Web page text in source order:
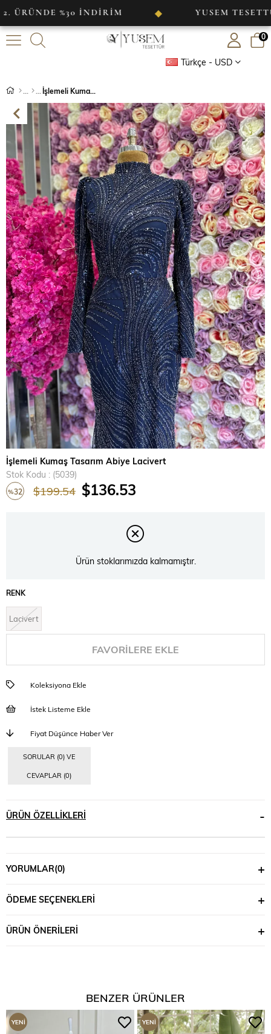
%30 İNDİRİM ◆ YUSEM TESETTÜR
Türkçe - USD
0
İşlemeli Kumaş Tasarım Abiye Lacivert
›
İşlemeli Kumaş Tasarım Abiye Lacivert
Stok Kodu
(5039)
%32 $199.54 $136.53
Ürün stoklarımızda kalmamıştır.
RENK
Lacivert
FAVORILERE EKLE
Koleksiyona Ekle
İstek Listeme Ekle
Fiyat Düşünce Haber Ver
SORULAR (0) VE
CEVAPLAR (0)
ÜRÜN ÖZELLIKLERI
YORUMLAR(0)
ÖDEME SEÇENEKLERI
ÜRÜN ÖNERILERI
BENZER ÜRÜNLER
YENI YENI